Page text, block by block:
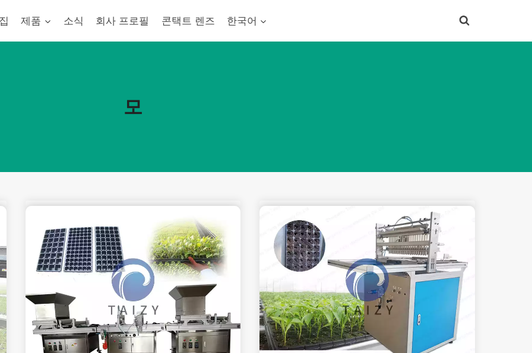
집 제품 소식 회사 프로필 콘택트 렌즈 한국어
모